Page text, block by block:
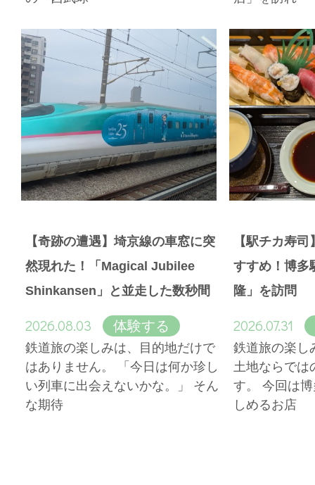
【奇跡の遭遇】埼京線の車窓に突
然現れた！「Magical Jubilee
Shinkansen」と並走した数秒間
2026.08.03 体験する
鉄道旅の楽しみは、目的地だけで
はありません。 「今日は何か珍し
い列車に出会えないかな。」 そん
な期待
【駅チカ寿
すすめ！博多
隆」を訪問
2026.07.31
鉄道旅の楽し
土地ならでは
す。 今回は
しめるお店